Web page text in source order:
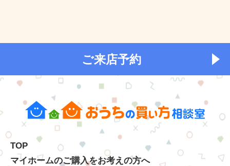
ご来店予約
TOP
マイホームのご購入をお考えの方へ